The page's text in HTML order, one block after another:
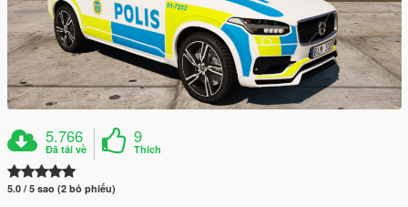
5.766
Đã tải về
9
Thích
5.0 / 5 sao (2 bỏ phiếu)